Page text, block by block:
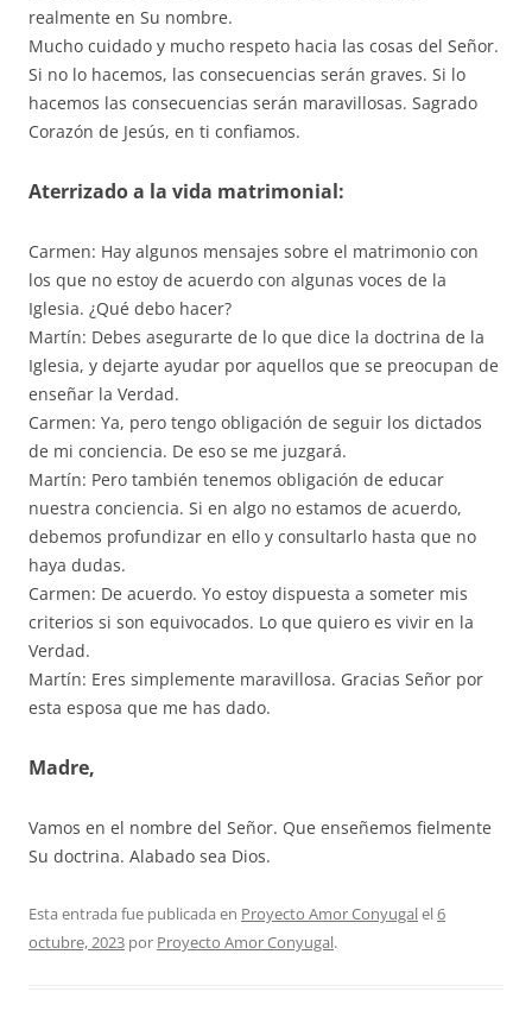
realmente en Su nombre.
Mucho cuidado y mucho respeto hacia las cosas del Señor.
Si no lo hacemos, las consecuencias serán graves. Si lo
hacemos las consecuencias serán maravillosas. Sagrado
Corazón de Jesús, en ti confiamos.
Aterrizado a la vida matrimonial:
Carmen: Hay algunos mensajes sobre el matrimonio con
los que no estoy de acuerdo con algunas voces de la
Iglesia. ¿Qué debo hacer?
Martín: Debes asegurarte de lo que dice la doctrina de la
Iglesia, y dejarte ayudar por aquellos que se preocupan de
enseñar la Verdad.
Carmen: Ya, pero tengo obligación de seguir los dictados
de mi conciencia. De eso se me juzgará.
Martín: Pero también tenemos obligación de educar
nuestra conciencia. Si en algo no estamos de acuerdo,
debemos profundizar en ello y consultarlo hasta que no
haya dudas.
Carmen: De acuerdo. Yo estoy dispuesta a someter mis
criterios si son equivocados. Lo que quiero es vivir en la
Verdad.
Martín: Eres simplemente maravillosa. Gracias Señor por
esta esposa que me has dado.
Madre,
Vamos en el nombre del Señor. Que enseñemos fielmente
Su doctrina. Alabado sea Dios.
Esta entrada fue publicada en Proyecto Amor Conyugalel6
octubre, 2023 por Proyecto Amor Conyugal.